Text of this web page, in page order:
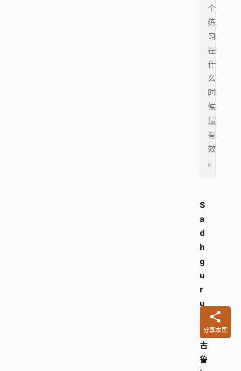
个
练
习
在
什
么
时
候
最
有
效
。
S
a
d
h
g
u
r
u
萨
古
鲁
分享本页